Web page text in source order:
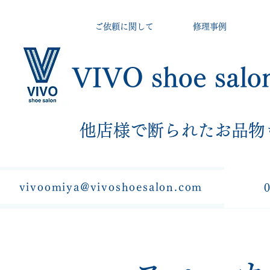
VIVO shoe
他店様で断られたお品物
ご依頼に関して 修理事例
vivoomiya@vivoshoesalon.com